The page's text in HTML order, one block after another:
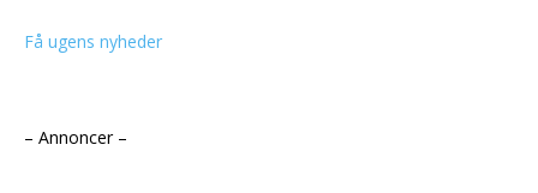
Få ugens nyheder
– Annoncer –